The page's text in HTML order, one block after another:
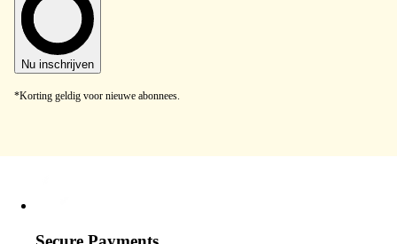
Nu inschrijven
*Korting geldig voor nieuwe abonnees.